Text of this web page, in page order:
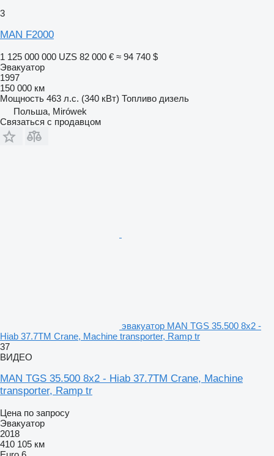
3
MAN F2000
1 125 000 000 UZS 82 000 € ≈ 94 740 $
Эвакуатор
1997
150 000 км
Мощность 463 л.с. (340 кВт) Топливо дизель
Польша, Mirówek
Связаться с продавцом
эвакуатор MAN TGS 35.500 8x2 -
Hiab 37.7TM Crane, Machine transporter, Ramp tr
37
ВИДЕО
MAN TGS 35.500 8x2 - Hiab 37.7TM Crane, Machine
transporter, Ramp tr
Цена по запросу
Эвакуатор
2018
410 105 км